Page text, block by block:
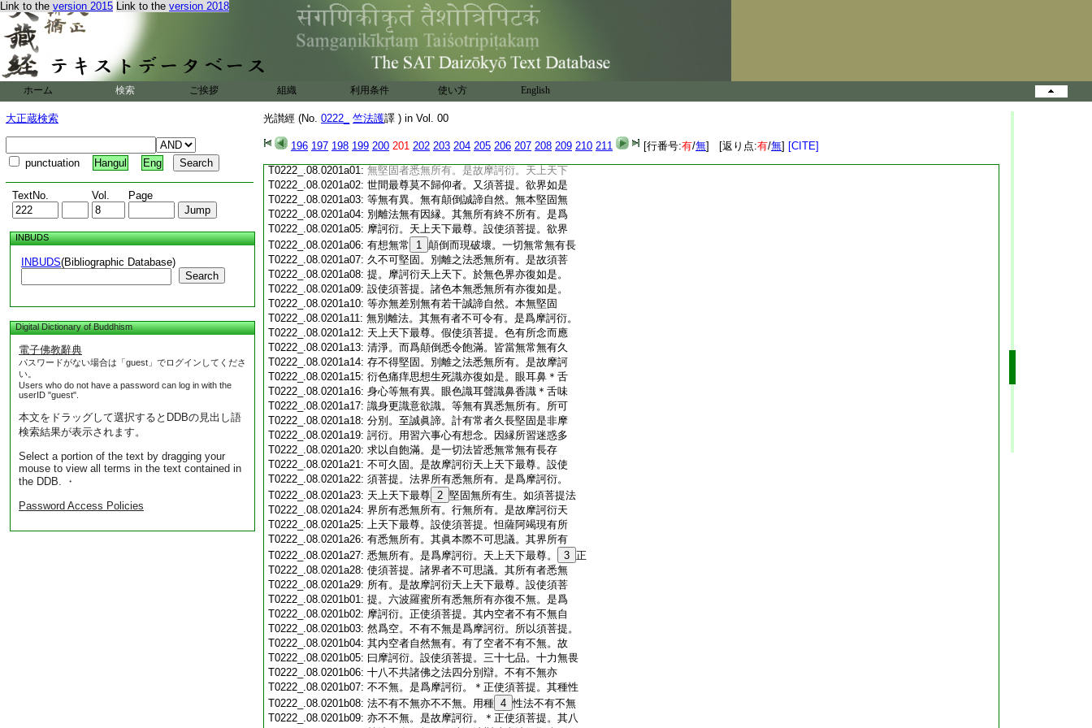
Link to the version 2015 Link to the version 2018
ホーム 検索 ご挨拶 組織 利用条件 使い方 English
大正蔵検索
punctuation Hangul Eng
TextNo. Vol. Page
INBUDS
INBUDS(Bibliographic Database)
Search
Digital Dictionary of Buddhism
電子佛教辭典
パスワードがない場合は「guest」でログインしてくださ
い。
Users who do not have a password can log in with the
userID "guest".
本文をドラッグして選択するとDDBの見出し語
検索結果が表示されます。
Select a portion of the text by dragging your
mouse to view all terms in the text contained in
the DDB. ・
Password Access Policies
光讃經 (No. 0222_ 竺法護譯 ) in Vol. 00
196 197 198 199 200 201 202 203 204 205 206 207 208 209 210 211 [行番号:有/無] [返り点:有/無] [CITE]
T0222_.08.0200c19:等三昧。解脱三昧。無著三昧。寂滅三昧。是
T0222_.08.0200c20: 謂菩薩摩訶薩摩訶衍。復次須菩提。菩薩摩
T0222_.08.0200c21:訶薩摩訶衍者。曉了七空三十七品十力＊無
T0222_.08.0200c22:
畏十八不共諸佛之法四分別辯。是爲菩薩
摩訶薩摩訶衍也。又須菩提。所言摩訶衍者。
天上天下世間最上莫不歸仰者。譬如須菩
T0222_.08.0200c25:提欲界本無
而無本無。等無有異不可分別。
T0222_.08.0200c26: 無有顛倒誠諦自然。久長堅固無有別離法。
T0222_.08.0200c27:無合無散未曾所有。是爲摩訶衍。天上天下
T0222_.08.0200c28:人中最尊莫不歸仰者。假使須菩提。劫盡燒
T0222_.08.0201a01: 無堅固者悉無所有。是故摩訶衍。天上天下
T0222_.08.0201a02: 世間最尊莫不歸仰者。又須菩提。欲界如是
T0222_.08.0201a03: 等無有異。無有顛倒誠諦自然。無本堅固無
T0222_.08.0201a04: 別離法無有因縁。其無所有終不所有。是爲
T0222_.08.0201a05: 摩訶衍。天上天下最尊。設使須菩提。欲界
T0222_.08.0201a06: 有想無常 1 顛倒而現破壞。一切無常無有長
T0222_.08.0201a07: 久不可堅固。別離之法悉無所有。是故須菩
T0222_.08.0201a08: 提。摩訶衍天上天下。於無色界亦復如是。
T0222_.08.0201a09: 設使須菩提。諸色本無悉無所有亦復如是。
T0222_.08.0201a10: 等亦無差別無有若干誠諦自然。本無堅固
T0222_.08.0201a11: 無別離法。其無有者不可令有。是爲摩訶衍。
T0222_.08.0201a12: 天上天下最尊。假使須菩提。色有所念而應
T0222_.08.0201a13: 清淨。而爲顛倒悉令飽滿。皆當無常無有久
T0222_.08.0201a14: 存不得堅固。別離之法悉無所有。是故摩訶
T0222_.08.0201a15: 衍色痛痒思想生死識亦復如是。眼耳鼻＊舌
T0222_.08.0201a16: 身心等無有異。眼色識耳聲識鼻香識＊舌味
T0222_.08.0201a17: 識身更識意欲識。等無有異悉無所有。所可
T0222_.08.0201a18: 分別。至誠眞諦。計有常者久長堅固是非摩
T0222_.08.0201a19: 訶衍。用習六事心有想念。因縁所習迷惑多
T0222_.08.0201a20: 求以自飽滿。是一切法皆悉無常無有長存
T0222_.08.0201a21: 不可久固。是故摩訶衍天上天下最尊。設使
T0222_.08.0201a22: 須菩提。法界所有悉無所有。是爲摩訶衍。
T0222_.08.0201a23: 天上天下最尊 2 堅固無所有生。如須菩提法
T0222_.08.0201a24: 界所有悉無所有。行無所有。是故摩訶衍天
T0222_.08.0201a25: 上天下最尊。設使須菩提。怛薩阿竭現有所
T0222_.08.0201a26: 有悉無所有。其眞本際不可思議。其界所有
T0222_.08.0201a27: 悉無所有。是爲摩訶衍。天上天下最尊。 3 正
T0222_.08.0201a28: 使須菩提。諸界者不可思議。其所有者悉無
T0222_.08.0201a29: 所有。是故摩訶衍天上天下最尊。設使須菩
T0222_.08.0201b01: 提。六波羅蜜所有悉無所有亦復不無。是爲
T0222_.08.0201b02: 摩訶衍。正使須菩提。其内空者不有不無自
T0222_.08.0201b03: 然爲空。不有不無是爲摩訶衍。所以須菩提。
T0222_.08.0201b04: 其内空者自然無有。有了空者不有不無。故
T0222_.08.0201b05: 曰摩訶衍。設使須菩提。三十七品。十力無畏
T0222_.08.0201b06: 十八不共諸佛之法四分別辯。不有不無亦
T0222_.08.0201b07: 不不無。是爲摩訶衍。＊正使須菩提。其種性
T0222_.08.0201b08: 法不有不無亦不不無。用種 4 性法不有不無
T0222_.08.0201b09: 亦不不無。是故摩訶衍。＊正使須菩提。其八